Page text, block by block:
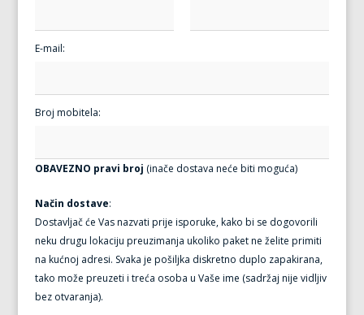
E-mail:
Broj mobitela:
OBAVEZNO pravi broj (inače dostava neće biti moguća)
Način dostave:
Dostavljač će Vas nazvati prije isporuke, kako bi se dogovorili
neku drugu lokaciju preuzimanja ukoliko paket ne želite primiti
na kućnoj adresi. Svaka je pošiljka diskretno duplo zapakirana,
tako može preuzeti i treća osoba u Vaše ime (sadržaj nije vidljiv
bez otvaranja).